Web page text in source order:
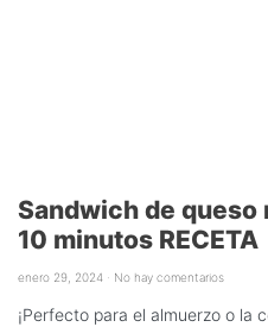
Sandwich de queso
10 minutos RECETA
enero 29, 2024 No hay comentarios
¡Perfecto para el almuerzo o la